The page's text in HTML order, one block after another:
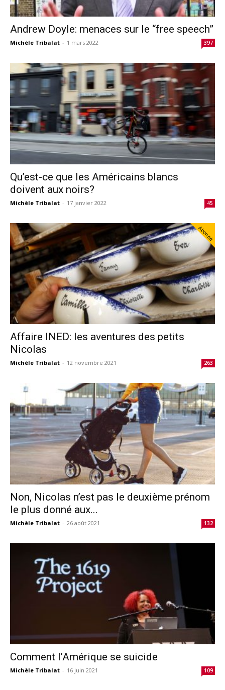
Andrew Doyle: menaces sur le “free speech”
Michèle Tribalat - 1 mars 2022 397
Qu’est-ce que les Américains blancs
doivent aux noirs?
Michèle Tribalat - 17 janvier 2022 45
Abonné
Affaire INED: les aventures des petits
Nicolas
Michèle Tribalat - 12 novembre 2021 263
Non, Nicolas n’est pas le deuxième prénom
le plus donné aux...
Michèle Tribalat - 26 août 2021 132
Comment l’Amérique se suicide
Michèle Tribalat - 16 juin 2021 109